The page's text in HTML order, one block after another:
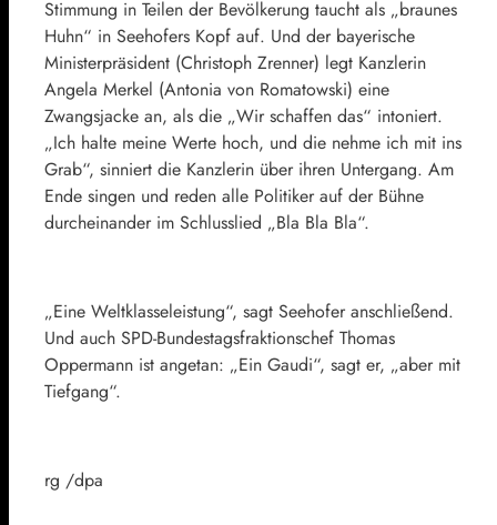
Stimmung in Teilen der Bevölkerung taucht als „braunes
Huhn“ in Seehofers Kopf auf. Und der bayerische
Ministerpräsident (Christoph Zrenner) legt Kanzlerin
Angela Merkel (Antonia von Romatowski) eine
Zwangsjacke an, als die „Wir schaffen das“ intoniert.
„Ich halte meine Werte hoch, und die nehme ich mit ins
Grab“, sinniert die Kanzlerin über ihren Untergang. Am
Ende singen und reden alle Politiker auf der Bühne
durcheinander im Schlusslied „Bla Bla Bla“.
„Eine Weltklasseleistung“, sagt Seehofer anschließend.
Und auch SPD-Bundestagsfraktionschef Thomas
Oppermann ist angetan: „Ein Gaudi“, sagt er, „aber mit
Tiefgang“.
rg /dpa